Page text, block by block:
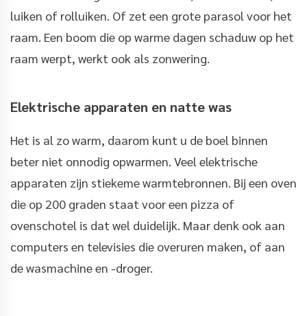
luiken of rolluiken. Of zet een grote parasol voor het
raam. Een boom die op warme dagen schaduw op het
raam werpt, werkt ook als zonwering.
Elektrische apparaten en natte was
Het is al zo warm, daarom kunt u de boel binnen
beter niet onnodig opwarmen. Veel elektrische
apparaten zijn stiekeme warmtebronnen. Bij een oven
die op 200 graden staat voor een pizza of
ovenschotel is dat wel duidelijk. Maar denk ook aan
computers en televisies die overuren maken, of aan
de wasmachine en -droger.